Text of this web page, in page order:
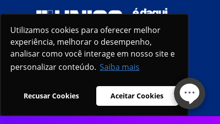
Utilizamos cookies para oferecer melhor
experiência, melhorar o desempenho,
analisar como você interage em nosso site e
personalizar conteúdo. Saiba mais
Recusar Cookies Aceitar Cookies